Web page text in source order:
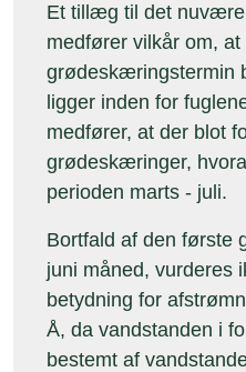
Et tillæg til det
medfører vilkår om,
grødeskæringstermin
ligger inden for
medfører, at der blot
grødeskæringer,
perioden marts - juli.
Bortfald af den første
juni måned, vurderes
betydning for
Å, da vandstanden i
bestemt af